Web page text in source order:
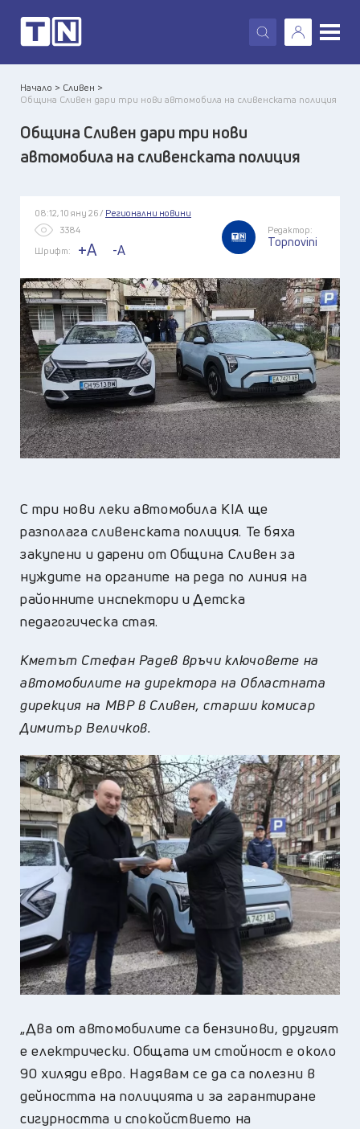
X
Начало > Сливен >
Община Сливен дари три нови автомобила на сливенската полиция
Община Сливен дари три нови
автомобила на сливенската полиция
08:12, 10 яну 26 / Регионални новини
3384
Шрифт:
+A -A
Редактор:
Topnovini
С три нови леки автомобила KIA ще
разполага сливенската полиция. Те бяха
закупени и дарени от Община Сливен за
нуждите на органите на реда по линия на
районните инспектори и Детска
педагогическа стая.
Кметът Стефан Радев връчи ключовете на
автомобилите на директора на Областната
дирекция на МВР в Сливен, старши комисар
Димитър Величков.
„Два от автомобилите са бензинови, другият
е електрически. Общата им стойност е около
90 хиляди евро. Надявам се да са полезни в
дейността на полицията и за гарантиране
сигурността и спокойствието на